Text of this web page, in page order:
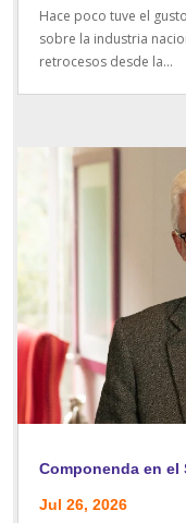
Hace poco tuve el
sobre la industria
retrocesos desde la...
Componenda en el
Jul 26, 2026